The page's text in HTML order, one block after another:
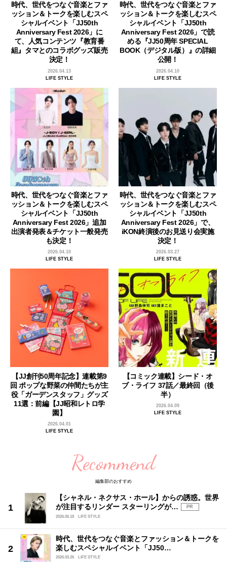
時代、世代をつなぐ音楽とファ
ッション＆トークを楽しむスペ
シャルイベント「JJ50th
Anniversary Fest 2026」に
て、人気コンテンツ『教育番
組』タマとのコラボグッズ販売
決定！
2026.04.13
LIFE STYLE
時代、世代をつなぐ音楽とファ
ッション＆トークを楽しむスペ
シャルイベント「JJ50th
Anniversary Fest 2026」で読
める『JJ50周年 SPECIAL
BOOK（デジタル版）』の詳細
公開！
2026.04.10
LIFE STYLE
時代、世代をつなぐ音楽とファ
ッション＆トークを楽しむスペ
シャルイベント「JJ50th
Anniversary Fest 2026」追加
出演者発表＆チケット一般発売
も決定！
2026.04.10
LIFE STYLE
時代、世代をつなぐ音楽とファ
ッション＆トークを楽しむスペ
シャルイベント「JJ50th
Anniversary Fest 2026」で、
iKON終演後のお見送り会実施
決定！
2026.03.27
LIFE STYLE
【JJ創刊50周年記念】連載第9
回 ポップな野菜の仲間たちが主
役「ガーデンスタッフ」グッズ
11選：前編【JJ昭和レトロ学
園】
2026.04.01
LIFE STYLE
【コミック連載】シード・オ
ブ・ライフ 37話／最終回（後
半）
2026.04.09
LIFE STYLE
Recommend
編集部のおすすめ
【シャネル・ネクサス・ホール】からの誘惑。世界
が注目するリンダー スターリングが…
PR
2026.06.18
LIFE STYLE
時代、世代をつなぐ音楽とファッション＆トークを
楽しむスペシャルイベント「JJ50…
2026.03.26 LIFE STYLE